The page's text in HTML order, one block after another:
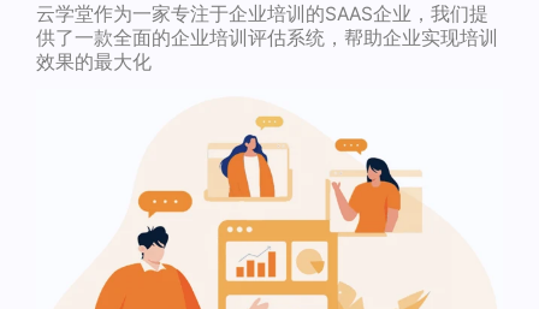
云学堂作为一家专注于企业培训的SAAS企业，我们提
供了一款全面的企业培训评估系统，帮助企业实现培训
效果的最大化